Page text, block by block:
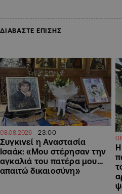
ΔΙΑΒΑΣΤΕ ΕΠΙΣΗΣ
08.08.2026 23:00
Συγκινεί η Αναστασία
Ισαάκ: «Μου στέρησαν την
αγκαλιά του πατέρα μου…
απαιτώ δικαιοσύνη»